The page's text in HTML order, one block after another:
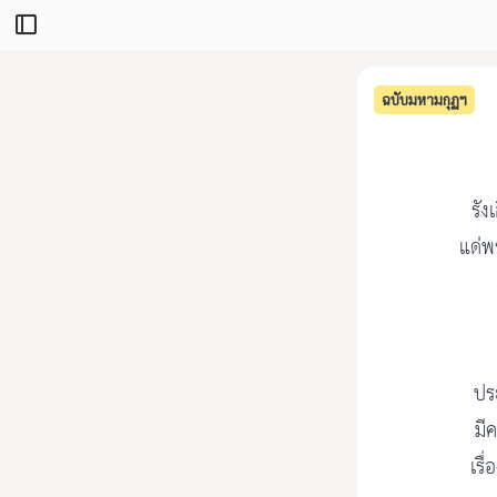
ฉบับมหามกุฏฯ
รั
แด่
ป
มี
เ